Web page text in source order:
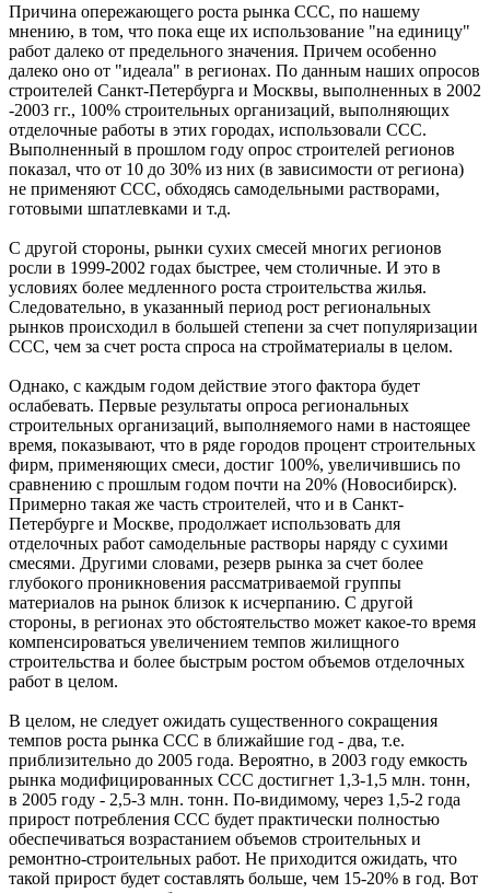
Причина опережающего роста рынка ССС, по нашему
мнению, в том, что пока еще их использование "на единицу"
работ далеко от предельного значения. Причем особенно
далеко оно от "идеала" в регионах. По данным наших опросов
строителей Санкт-Петербурга и Москвы, выполненных в 2002
-2003 гг., 100% строительных организаций, выполняющих
отделочные работы в этих городах, использовали ССС.
Выполненный в прошлом году опрос строителей регионов
показал, что от 10 до 30% из них (в зависимости от региона)
не применяют ССС, обходясь самодельными растворами,
готовыми шпатлевками и т.д.
С другой стороны, рынки сухих смесей многих регионов
росли в 1999-2002 годах быстрее, чем столичные. И это в
условиях более медленного роста строительства жилья.
Следовательно, в указанный период рост региональных
рынков происходил в большей степени за счет популяризации
ССС, чем за счет роста спроса на стройматериалы в целом.
Однако, с каждым годом действие этого фактора будет
ослабевать. Первые результаты опроса региональных
строительных организаций, выполняемого нами в настоящее
время, показывают, что в ряде городов процент строительных
фирм, применяющих смеси, достиг 100%, увеличившись по
сравнению с прошлым годом почти на 20% (Новосибирск).
Примерно такая же часть строителей, что и в Санкт-
Петербурге и Москве, продолжает использовать для
отделочных работ самодельные растворы наряду с сухими
смесями. Другими словами, резерв рынка за счет более
глубокого проникновения рассматриваемой группы
материалов на рынок близок к исчерпанию. С другой
стороны, в регионах это обстоятельство может какое-то время
компенсироваться увеличением темпов жилищного
строительства и более быстрым ростом объемов отделочных
работ в целом.
В целом, не следует ожидать существенного сокращения
темпов роста рынка ССС в ближайшие год - два, т.е.
приблизительно до 2005 года. Вероятно, в 2003 году емкость
рынка модифицированных ССС достигнет 1,3-1,5 млн. тонн,
в 2005 году - 2,5-3 млн. тонн. По-видимому, через 1,5-2 года
прирост потребления ССС будет практически полностью
обеспечиваться возрастанием объемов строительных и
ремонтно-строительных работ. Не приходится ожидать, что
такой прирост будет составлять больше, чем 15-20% в год. Вот